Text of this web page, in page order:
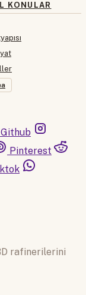
KONULAR
Github
Pinterest
rafinerilerini